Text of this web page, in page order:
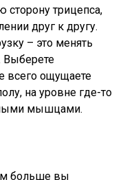
трицепса,
друг к другу.
– это менять
Выберете
всего ощущаете
на уровне где-то
мышцами.
больше вы